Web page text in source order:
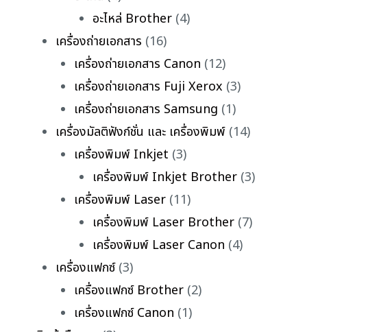
อะไหล่ Brother (4)
เครื่องถ่ายเอกสาร (16)
เครื่องถ่ายเอกสาร Canon (12)
เครื่องถ่ายเอกสาร Fuji Xerox (3)
เครื่องถ่ายเอกสาร Samsung (1)
เครื่องมัลติฟังก์ชั่น และ เครื่องพิมพ์ (14)
เครื่องพิมพ์ Inkjet (3)
เครื่องพิมพ์ Inkjet Brother (3)
เครื่องพิมพ์ Laser (11)
เครื่องพิมพ์ Laser Brother (7)
เครื่องพิมพ์ Laser Canon (4)
เครื่องแฟกซ์(3)
เครื่องแฟกซ์ Brother (2)
เครื่องแฟกซ์ Canon (1)